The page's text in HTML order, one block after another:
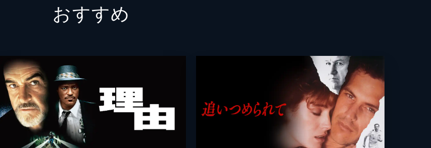
ジャック・ウットン
ジェームズ・ダールベック
ニコラスの母
レオ・ワッツ ハリス・ユーリン
おすすめ